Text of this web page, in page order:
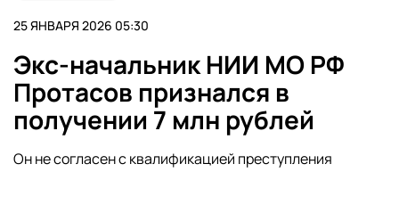
25 ЯНВАРЯ 2026 05:30
Экс-начальник НИИ МО РФ
Протасов признался в
получении 7 млн рублей
Он не согласен с квалификацией преступления